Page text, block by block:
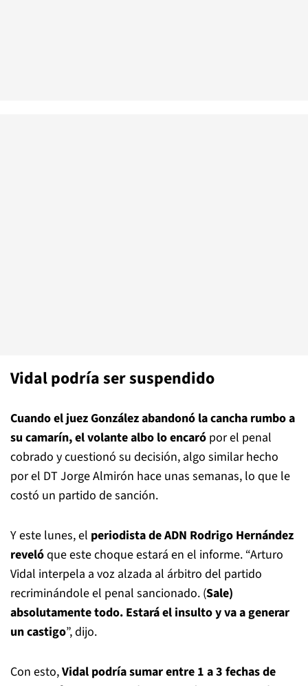
Vidal podría ser suspendido
Cuando el juez González abandonó la cancha rumbo a
su camarín, el volante albo lo encaró por el penal
cobrado y cuestionó su decisión, algo similar hecho
por el DT Jorge Almirón hace unas semanas, lo que le
costó un partido de sanción.
Y este lunes, el periodista de ADN Rodrigo Hernández
revelóque este choque estará en el informe. “Arturo
Vidal interpela a voz alzada al árbitro del partido
recriminándole el penal sancionado. (Sale)
absolutamente todo. Estará el insulto y va a generar
un castigo”, dijo.
Con esto,Vidal podría sumar entre 1 a 3 fechasde